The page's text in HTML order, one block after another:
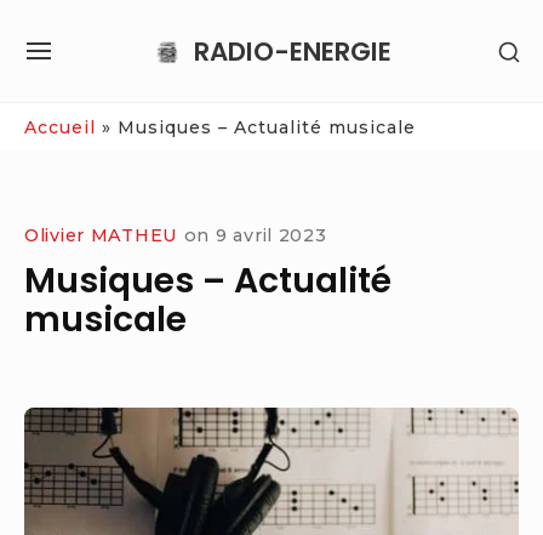
RADIO-ENERGIE
SITE
Accueil » Musiques – Actualité musicale
Olivier MATHEU on 9 avril 2023
Musiques – Actualité
musicale